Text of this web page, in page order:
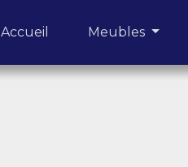
Accueil (current)Meubles